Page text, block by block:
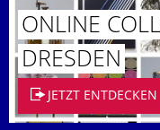
ONLINE
DRESDEN
JETZT ENTDECKEN